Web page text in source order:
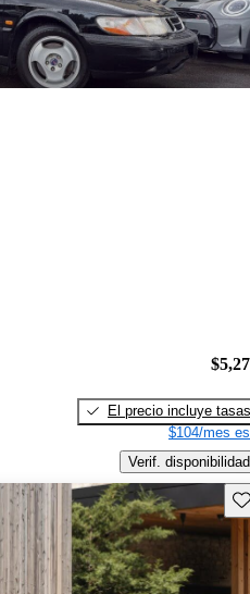
El precio incluye tasas
$104/mes
Verif. disponibilidad